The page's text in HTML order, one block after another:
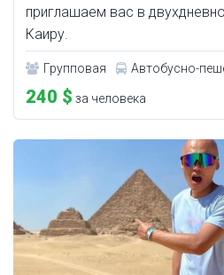
приглашаем вас в
Каиру.
Групповая Автобусно-
240 $ за человека